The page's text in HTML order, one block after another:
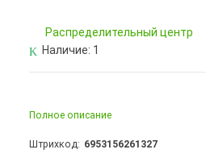
Pаспределительный центр
Наличие: 1
Полное описание
Штрихкод 6953156261327